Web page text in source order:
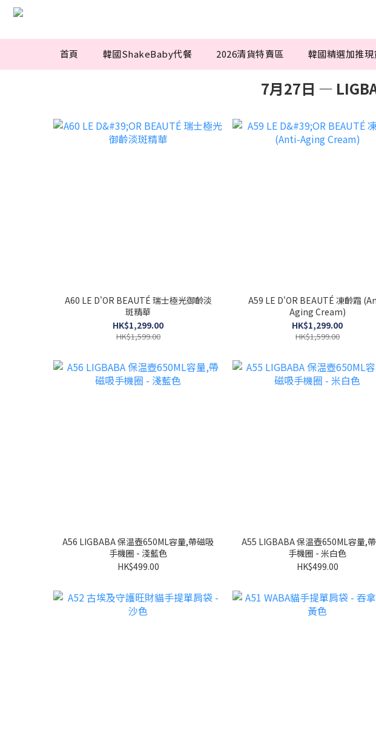
首頁 韓國ShakeBaby代餐 2026清貨特賣區 韓國精選加推現
7月27日 —
A60 LE D'OR BEAUTÉ 瑞士極光御齡淡
斑精華
HK$1,299.00
HK$1,599.00
A59 LE D'OR BEAUTÉ 凍齡霜 (Anti-
Aging Cream)
HK$1,299.00
HK$1,599.00
A56 LIGBABA 保温壺650ML容量,帶磁吸
手機圈 - 淺藍色
HK$499.00
A55 LIGBABA 保温壺650ML容量,
手機圈 - 米白色
HK$499.00